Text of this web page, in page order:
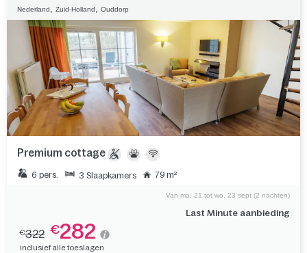
Nederland, Zuid-Holland, Ouddorp
Premium cottage
6 pers. 3 Slaapkamers 79 m²
Last Minute aanbieding
Van ma. 21 tot wo. 23 sept (2 nachten)
€322 €282
inclusief alle toeslagen